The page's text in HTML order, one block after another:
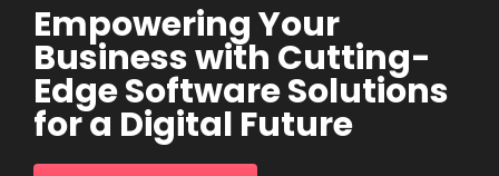
Empowering Your
Business with Cutting-
Edge Software Solutions
for a Digital Future